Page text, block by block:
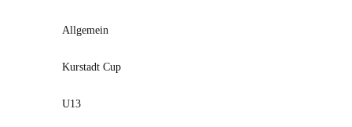
Allgemein
Kurstadt Cup
U13